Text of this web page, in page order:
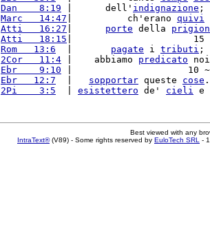
Dan    8:19 |      dell' indignazione ;
Marc   14:47 |          ch'erano quivi
Atti   16:27 porte della
Atti   18:15 |                      15
Rom   13:6 pagate i tributi ;
2Cor   11:4 |    abbiamo predicato
Ebr    9:10 |                     10
Ebr   12:7 sopportar queste cose
2Pi    3:5 esistettero de' cieli e
Best viewed with any
IntraText®(V89) - Some rights reserved by EuloTech SRL -